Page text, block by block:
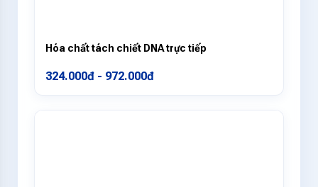
Hóa chất tách chiết DNA trực tiếp
324.000đ - 972.000đ